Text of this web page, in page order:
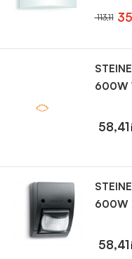
113,11
600W
58,41
600W
58,41